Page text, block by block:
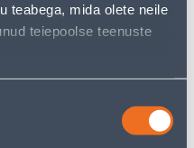
teabega, mida olete neile
teiepoolse teenuste
41.50 €